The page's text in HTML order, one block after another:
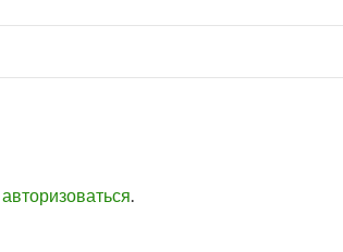
авторизоваться.